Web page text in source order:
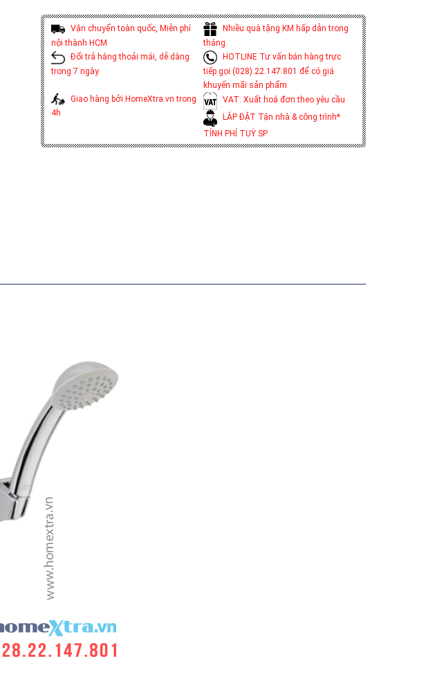
Vận chuyển toàn quốc, Miễn phí
nội thành HCM
Nhiều quà tặng KM hấp dẫn trong
tháng.
Đổi trả hàng thoải mái, dễ dàng
trong 7 ngày
HOTLINE Tư vấn bán hàng trực
tiếp gọi (028).22.147.801 để có giá
khuyến mãi sản phẩm
Giao hàng bởi HomeXtra.vn trong
4h
VAT: Xuất hoá đơn theo yêu cầu
LẮP ĐẶT Tận nhà & công trình*
TÍNH PHÍ TUỲ SP